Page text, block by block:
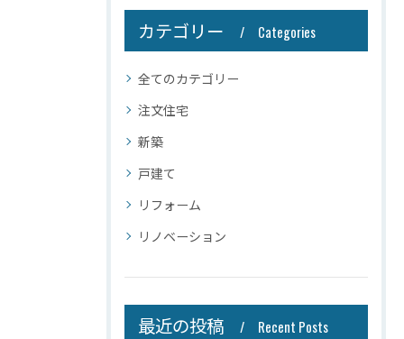
カテゴリー Categories
全てのカテゴリー
注文住宅
新築
戸建て
リフォーム
リノベーション
最近の投稿 Recent Posts